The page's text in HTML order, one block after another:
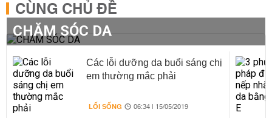
CÙNG CHỦ ĐỀ
CHĂM SÓC DA
Các lỗi dưỡng da buổi sáng chị
em thường mắc phải
LỐI SỐNG 06:34 | 15/05/2019